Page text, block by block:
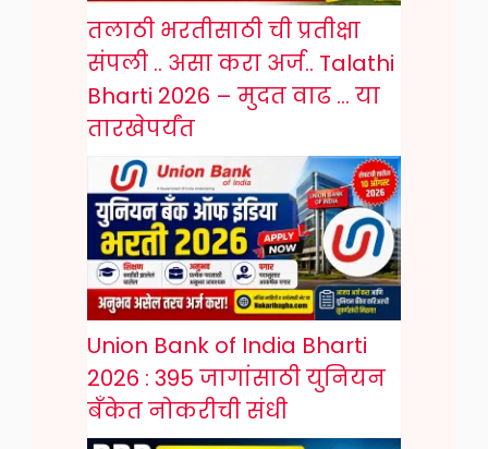
तलाठी भरतीसाठी ची प्रतीक्षा
संपली .. असा करा अर्ज.. Talathi
Bharti 2026 – मुदत वाढ … या
तारखेपर्यंत
Union Bank of India Bharti
2026 : 395 जागांसाठी युनियन
बँकेत नोकरीची संधी